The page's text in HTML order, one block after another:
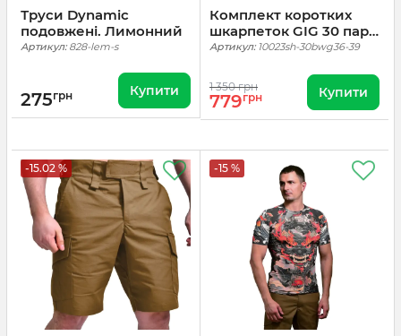
Труси Dynamic
подовжені. Лимонний
Артикул:828-lem-s
275грн Купити
Комплект коротких
шкарпеток GIG 30 пар.
Чорні, Білі, Сірі
Артикул: 10023sh-30bwg36-39
1 350 грн
779грн Купити
-15.02 % -15 %